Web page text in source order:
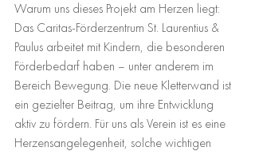
Warum uns dieses Projekt am Herzen liegt:
Das Caritas-Förderzentrum St. Laurentius &
Paulus arbeitet mit Kindern, die besonderen
Förderbedarf haben – unter anderem im
Bereich Bewegung. Die neue Kletterwand ist
ein gezielter Beitrag, um ihre Entwicklung
aktiv zu fördern. Für uns als Verein ist es eine
Herzensangelegenheit, solche wichtigen